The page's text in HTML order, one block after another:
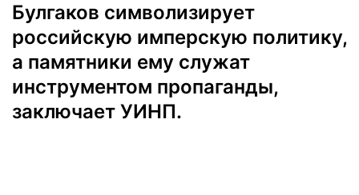
Булгаков символизирует
российскую имперскую политику,
а памятники ему служат
инструментом пропаганды,
заключает УИНП.